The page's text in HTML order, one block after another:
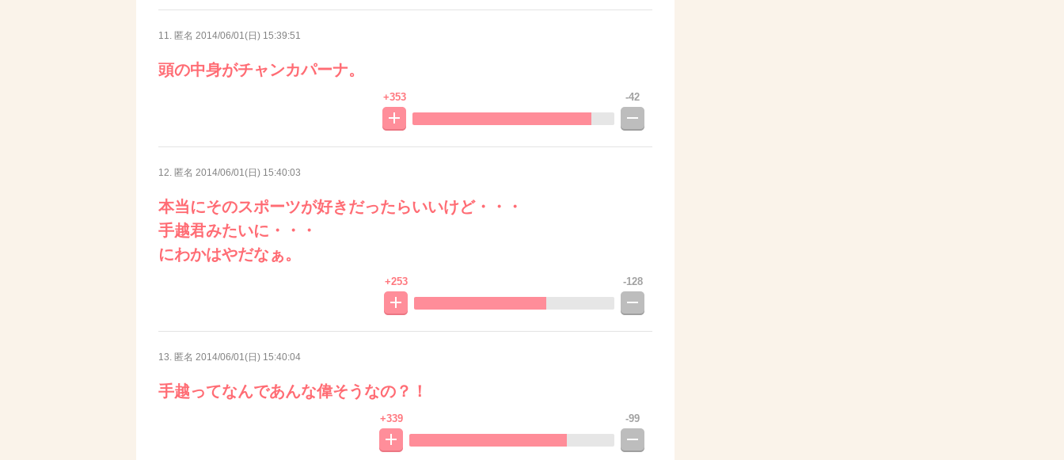
11. 匿名 2014/06/01(日) 15:39:51
頭の中身がチャンカパーナ。
+353 -42
12. 匿名 2014/06/01(日) 15:40:03
本当にそのスポーツが好きだったらいいけど・・・
手越君みたいに・・・
にわかはやだなぁ。
+253 -128
13. 匿名 2014/06/01(日) 15:40:04
手越ってなんであんな偉そうなの？！
+339 -99